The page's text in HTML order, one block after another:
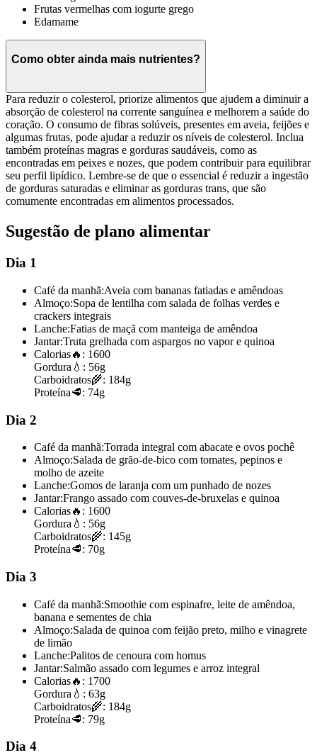
Frutas vermelhas com iogurte grego
Edamame
Como obter ainda mais nutrientes?
Para reduzir o colesterol, priorize alimentos que ajudem a diminuir a
absorção de colesterol na corrente sanguínea e melhorem a saúde do
coração. O consumo de fibras solúveis, presentes em aveia, feijões e
algumas frutas, pode ajudar a reduzir os níveis de colesterol. Inclua
também proteínas magras e gorduras saudáveis, como as
encontradas em peixes e nozes, que podem contribuir para equilibrar
seu perfil lipídico. Lembre-se de que o essencial é reduzir a ingestão
de gorduras saturadas e eliminar as gorduras trans, que são
comumente encontradas em alimentos processados.
Sugestão de plano alimentar
Dia 1
Café da manhã:Aveia com bananas fatiadas e amêndoas
Almoço:Sopa de lentilha com salada de folhas verdes e
crackers integrais
Lanche:Fatias de maçã com manteiga de amêndoa
Jantar:Truta grelhada com aspargos no vapor e quinoa
Calorias🔥: 1600
Gordura 💧: 56g
Carboidratos🌾: 184g
Proteína🥩: 74g
Dia 2
Café da manhã:Torrada integral com abacate e ovos pochê
Almoço:Salada de grão-de-bico com tomates, pepinos e
molho de azeite
Lanche:Gomos de laranja com um punhado de nozes
Jantar:Frango assado com couves-de-bruxelas e quinoa
Calorias🔥: 1600
Gordura 💧: 56g
Carboidratos🌾: 145g
Proteína🥩: 70g
Dia 3
Café da manhã:Smoothie com espinafre, leite de amêndoa,
banana e sementes de chia
Almoço:Salada de quinoa com feijão preto, milho e vinagrete
de limão
Lanche:Palitos de cenoura com homus
Jantar:Salmão assado com legumes e arroz integral
Calorias🔥: 1700
Gordura 💧: 63g
Carboidratos🌾: 184g
Proteína🥩: 79g
Dia 4